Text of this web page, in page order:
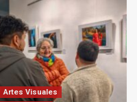
Artes Visuales